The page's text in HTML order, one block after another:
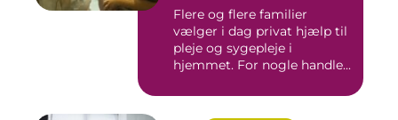
Flere og flere familier
vælger i dag privat hjælp til
pleje og sygepleje i
hjemmet. For nogle handle...